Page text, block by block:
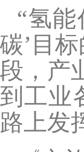
“氢
碳’目
段，产
到工业
路上发